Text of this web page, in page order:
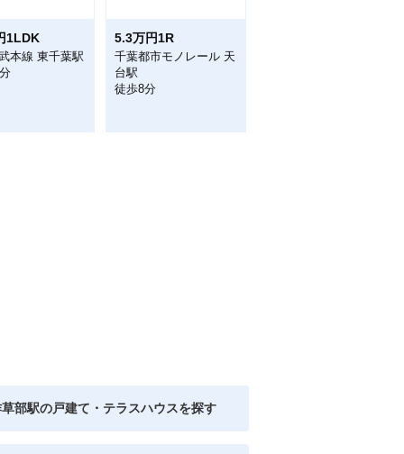
1LDK
本線 東千葉駅
5.3万円1R
千葉都市モノレール 天
台駅
徒歩8分
部駅の戸建て・テラスハウスを探す